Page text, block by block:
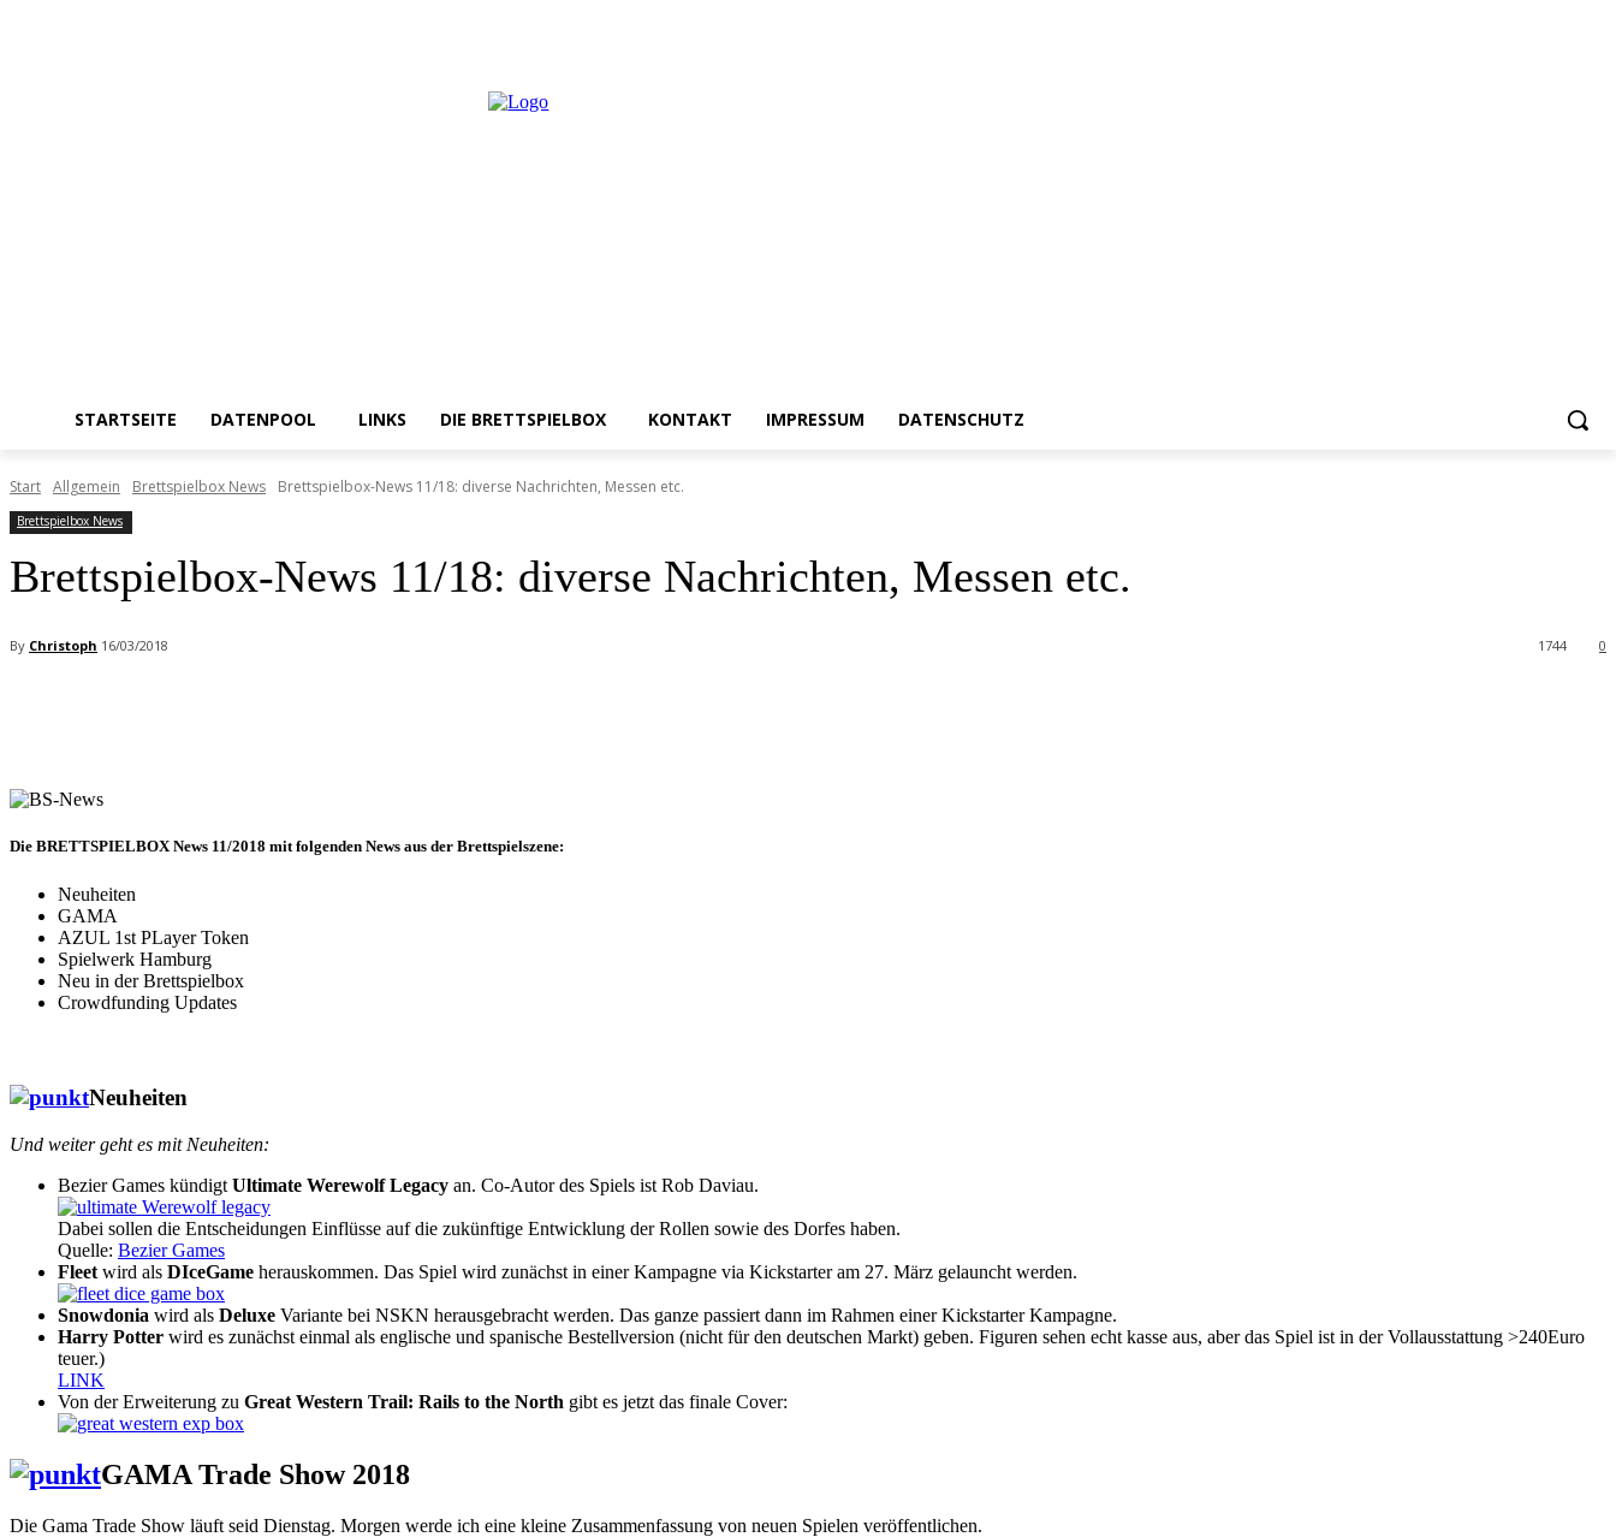
STARTSEITE DATENPOOL LINKS DIE BRETTSPIELBOX KONTAKT IMPRESSUM DATENSCHUTZ
Start Allgemein Brettspielbox News Brettspielbox-News 11/18: diverse Nachrichten, Messen etc.
Brettspielbox News
Brettspielbox-News 11/18: diverse Nachrichten, Messen etc.
By Christoph 16/03/2018 0
1744
Die BRETTSPIELBOX News 11/2018 mit folgenden News aus der Brettspielszene:
Neuheiten
GAMA
AZUL 1st PLayer Token
Spielwerk Hamburg
Neu in der Brettspielbox
Crowdfunding Updates
Neuheiten
Und weiter geht es mit Neuheiten:
Bezier Games kündigt Ultimate Werewolf Legacy an. Co-Autor des Spiels ist Rob Daviau.
Dabei sollen die Entscheidungen Einflüsse auf die zukünftige Entwicklung der Rollen sowie des Dorfes haben.
Quelle: Bezier Games
Fleet wird als DIceGame herauskommen. Das Spiel wird zunächst in einer Kampagne via Kickstarter am 27. März gelauncht werden.
Snowdonia wird als Deluxe Variante bei NSKN herausgebracht werden. Das ganze passiert dann im Rahmen einer Kickstarter Kampagne.
Harry Potter wird es zunächst einmal als englische und spanische Bestellversion (nicht für den deutschen Markt) geben. Figuren sehen echt kasse aus, aber das Spiel ist in der Vollausstattung >240Euro
teuer.)
LINK
Von der Erweiterung zu Great Western Trail: Rails to the North gibt es jetzt das finale Cover:
GAMA Trade Show 2018
Die Gama Trade Show läuft seid Dienstag. Morgen werde ich eine kleine Zusammenfassung von neuen Spielen veröffentlichen.